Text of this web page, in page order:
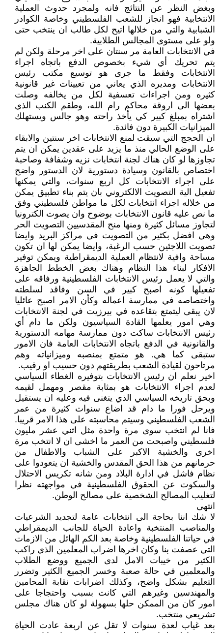
وبغض النظر عن النتائج فانه ولمجرد حدوث العملية
الانتخابية فهو انجاز للشعب الفلسطيني وخاصة الكوادر
الشبابية والتي من خلالها اتيح لكل طالب ان ينتخب حتى
ولو على مستوى المجالس الطلابية.
في الانتخابات العامة مر سنتان على اخر مرحلة ولكن لم
يتم تحريك أي شيء بخصوص الدفع باتجاه اجراء
الانتخابات وفقط ما جرى هو توسيع مكتب رئيس
الانتخابات ومديره الذي يعاني من تعيينات غير قانونية
كثيره ومن اجراءات تعسفية لكل من يخالفه وصلت
بعضها الى اروقة محاكم رام الله، وطقم الكنب الذي
اشتراه بمبلغ كبير كي يأخذ راحته وهو جالس ويستهلك
الميزانيات الكبيرة دون فائدة.
ان الحجج التي سيقت لمنع الانتخابات اخر سنتين والابقاء
على الوضع الحالي منذ ما يزيد على عقدين يمكن ان يتم
تجاوزها لو كان هناك لجنة انتخابات نزيه وشفافة وصاحبة
اختصاص بالقانون وسيادة دستورية لان الدستور واضح
على اجراء الانتخابات كل اربع سنوات، والتي يمكنها
تفعيل الية التصويت الالكتروني بان يتم بناء تطبيق يمكن
من خلاله اجراء انتخابات لكل ما مواطن فلسطيني وفق
ما نص عليه قانون الانتخابات بوضوح وان يصوت الكترونيا
لتجاوز مسائل كثيرة ومنها منح المقدسيين التصويت الحر
وهي افضل بكثير من التصويت في مراكز البريد وايضا
تصويت اللاجئين حسب الرغبة، وايضا يمكن لها ان تكون
مساحة وافية لانتظام العملية الديمقراطية ويمكن توفير
الافكار لبناء هذا النظام وهناك بعض الخطط الجاهزة
والتي لا يعمل رئيس الانتخابات الفلسطينية ورفاقه على
تفعيلها كونه اصبح كبير في السن وفاقد لسلطته
واختصاصه في ممارسة اعماله وكأن الامر اصبح عائليا
لان يبقى ليتمتع بتقاعده في بيرزيت في لجنة الانتخابات
وهي امور يعلمها القادة السياسيون ولكن ما دام أي
رئيس الانتخابات ساكت دون ممارسة مهامه الدستورية
والقانونية في الدفع باتجاه الانتخابات العامة فان الامور
ستبقى كما هي. هو متمتع بمنصبه وميزانياته وهم
مرتاحون لقيادة الشعب بطريقتهم دون حسيب او رقيب.
اخير نعلم ان رئيس الانتخابات بتوفيره الغطاء السياسي
لعدم اجراء الانتخابات هو بمثابة مقصر ومهمل لقيمه
وبحق تاريخه السياسي الذي يتغنى فيه وعليه ان يستقيل
ويرحل فورا ما دام قد اضاع سنوات كثيرة من عمر
الشعب الفلسطيني وسيتم محاسبته على هذا الامر قريبا.
فانا لم انتخب سوى مرة واحدة مثل اثني عشر مليون
فلسطيني واصبحت من العمر ما اخشى ان لا انتخب مرة
اخرى والخشية الاكبر على الشباب والاطفال من
حرمانهم من هذا الحق المقدس والخشية ان يتعودوا على
نظام فاشل في ادارة البلاد ومن شانه تكريس الاحتلال
والسكوت عن الحقوق الفلسطينية في مواجهته نظرا
لتغليب المصالح الشخصية على مصالح الوطن.
انتهى
لا شك اننا بحاجة الى انتخابات عامة لتجديد الشرعيات
والمناصب المنتخبة واعادة الحياة للجانب الديمقراطي
في حياتنا الفلسطينية وخاصة بعد الكم الهائل من الازمات
التي عصفت بنا وكان اخرها اضراب المعلمين الذي راكب
الكثير من خيبات الامل لدى الجميع ووضع الطلاب
والمعلمين في حالة صعبة وخسر الجميع الكثير وتضرر
التعليم بشكل واضح، وكذلك اضرابات نقابة المحامين
والمهندسين وغيرهم التي كانت بسبب واحتجاجا على
امور كان من الممكن حلها بسهولة لو كان هناك مجلس
تشريعي منتخب.
بعد غياب لعدة سنوات لا تقل عن اربعة عادت الحياة